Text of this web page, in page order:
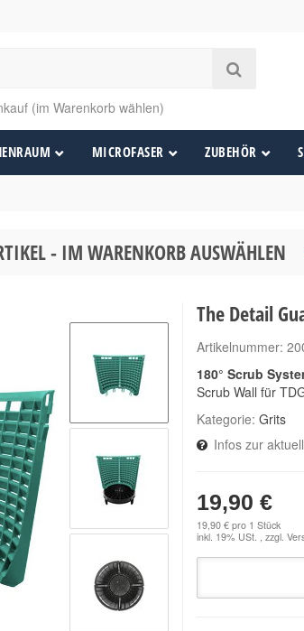
(im Warenkorb wählen)
MICROFASER ZUBEHÖR
- IM WARENKORB AUSWÄHLEN
The Detail
Artikelnummer:
180° Scrub
Scrub Wall für
Kategorie:Grits
Infos zur
19,90 €
19,90 € pro 1 Stück
inkl. 19% USt. , zzgl.